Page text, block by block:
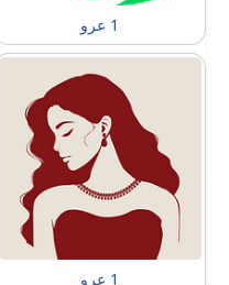
1 عرو
1 عرو